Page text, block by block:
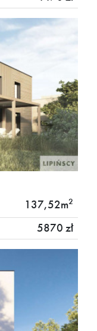
137,52m2
5870 zł